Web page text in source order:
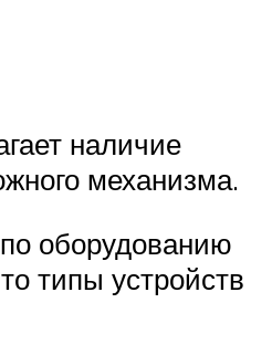
наличие
механизма.
оборудованию
типы устройств